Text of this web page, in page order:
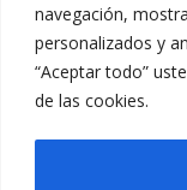
navegación,
personalizados y
“Aceptar todo”
de las cookies.
968 25 01 20
C/ Huerto